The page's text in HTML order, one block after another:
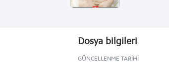
Dosya bilgileri
GÜNCELLENME TARIHI